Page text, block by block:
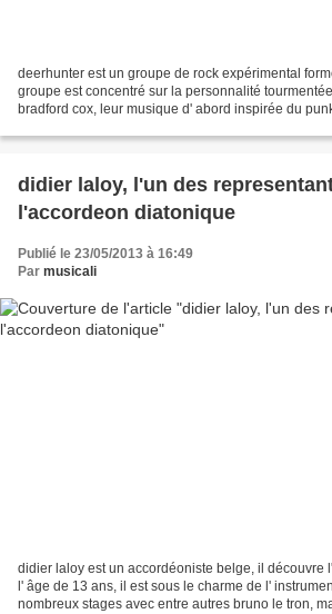
deerhunter est un groupe de rock expérimental
groupe est concentré sur la personnalité
bradford cox, leur musique d' abord inspirée du
didier laloy, l'un des
l'accordeon diatonique
Publié le 23/05/2013 à 16:49
Par musicali
didier laloy est un accordéoniste belge, il découvre
l' âge de 13 ans, il est sous le charme de l'
nombreux stages avec entre autres bruno le tron,